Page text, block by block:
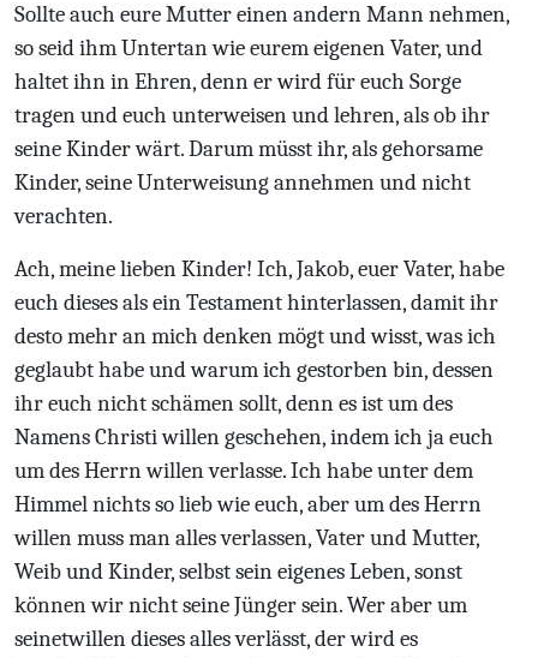
Sollte auch eure Mutter einen andern Mann nehmen,
so seid ihm Untertan wie eurem eigenen Vater, und
haltet ihn in Ehren, denn er wird für euch Sorge
tragen und euch unterweisen und lehren, als ob ihr
seine Kinder wärt. Darum müsst ihr, als gehorsame
Kinder, seine Unterweisung annehmen und nicht
verachten.
Ach, meine lieben Kinder! Ich, Jakob, euer Vater, habe
euch dieses als ein Testament hinterlassen, damit ihr
desto mehr an mich denken mögt und wisst, was ich
geglaubt habe und warum ich gestorben bin, dessen
ihr euch nicht schämen sollt, denn es ist um des
Namens Christi willen geschehen, indem ich ja euch
um des Herrn willen verlasse. Ich habe unter dem
Himmel nichts so lieb wie euch, aber um des Herrn
willen muss man alles verlassen, Vater und Mutter,
Weib und Kinder, selbst sein eigenes Leben, sonst
können wir nicht seine Jünger sein. Wer aber um
seinetwillen dieses alles verlässt, der wird es